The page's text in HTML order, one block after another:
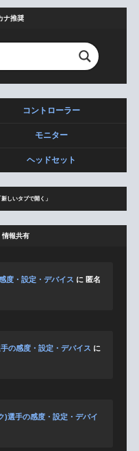
ナ推奨
コントローラー
モニター
ヘッドセット
しいタブで開く」
情報共有
度・設定・デバイス に 匿名
の感度・設定・デバイス に
)選手の感度・設定・デバイ